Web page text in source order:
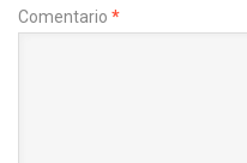
Comentario *